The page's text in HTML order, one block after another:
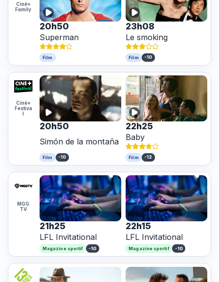
Ciné+
Family
20h50
Superman
Film
23h08
Le smoking
Film -10
Ciné+
Festiva
20h50
Simón de la montaña
Film -10
22h25
Baby
Film -12
MGG
TV
21h25
LFL Invitational
Magazine sportif -10
22h15
LFL Invitational
Magazine sportif -10